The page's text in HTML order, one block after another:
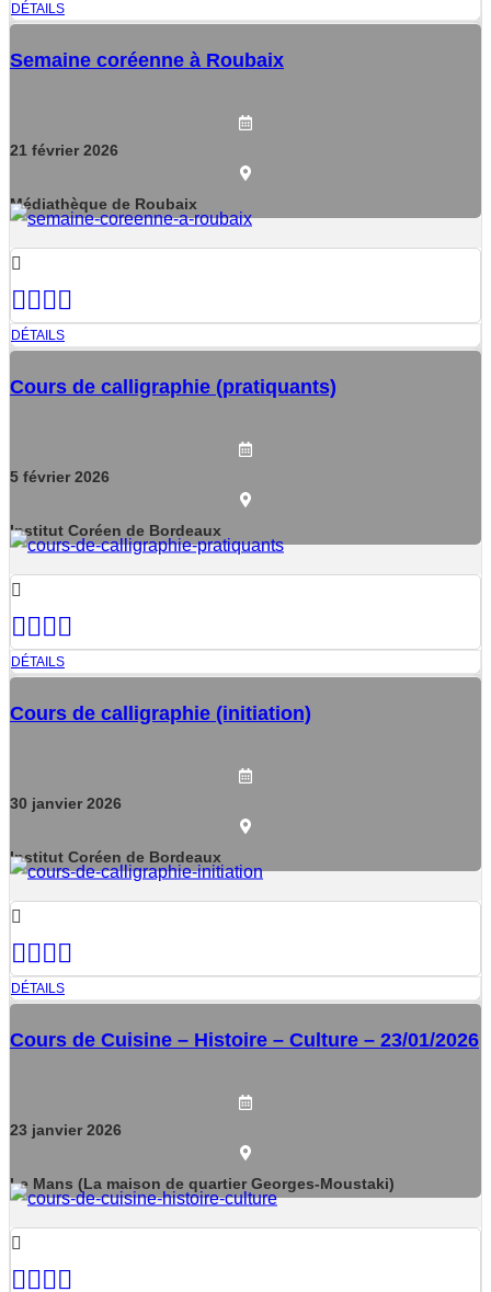
DÉTAILS
Semaine coréenne à Roubaix
21 février 2026
Médiathèque de Roubaix
DÉTAILS
Cours de calligraphie (pratiquants)
5 février 2026
Institut Coréen de Bordeaux
DÉTAILS
Cours de calligraphie (initiation)
30 janvier 2026
Institut Coréen de Bordeaux
DÉTAILS
Cours de Cuisine – Histoire – Culture – 23/01/2026
23 janvier 2026
Le Mans (La maison de quartier Georges-Moustaki)